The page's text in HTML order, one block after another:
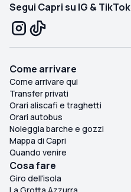
Segui Capri su IG & TikTok
Come arrivare
Come arrivare qui
Transfer privati
Orari aliscafi e traghetti
Orari autobus
Noleggia barche e gozzi
Mappa di Capri
Quando venire
Cosa fare
Giro dell'isola